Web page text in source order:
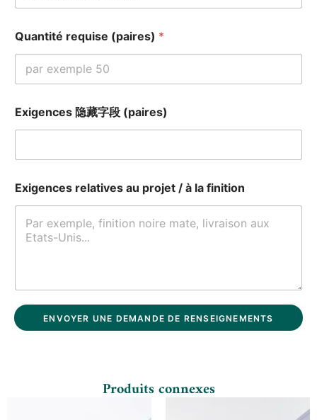
Quantité requise (paires) *
Exigences 隐藏字段 (paires)
Exigences relatives au projet / à la finition
ENVOYER UNE DEMANDE DE RENSEIGNEMENTS
Produits connexes